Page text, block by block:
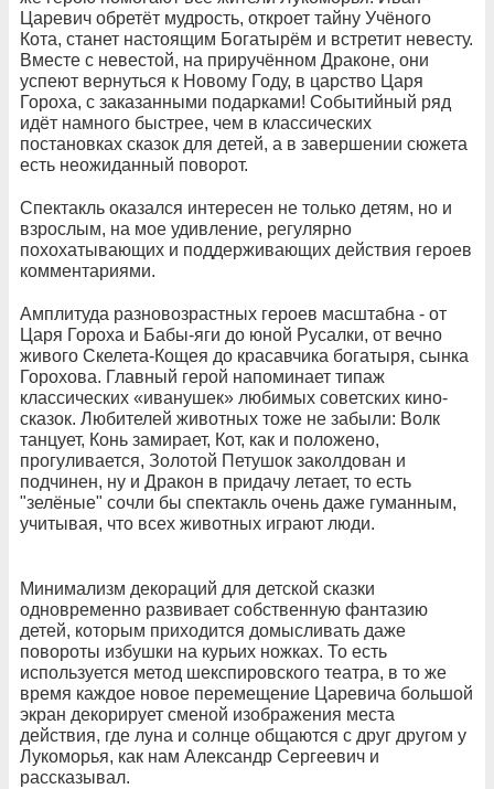
Царевич обретёт мудрость, откроет тайну Учёного
Кота, станет настоящим Богатырём и встретит невесту.
Вместе с невестой, на приручённом Драконе, они
успеют вернуться к Новому Году, в царство Царя
Гороха, с заказанными подарками! Событийный ряд
идёт намного быстрее, чем в классических
постановках сказок для детей, а в завершении сюжета
есть неожиданный поворот.
Спектакль оказался интересен не только детям, но и
взрослым, на мое удивление, регулярно
похохатывающих и поддерживающих действия героев
комментариями.
Амплитуда разновозрастных героев масштабна - от
Царя Гороха и Бабы-яги до юной Русалки, от вечно
живого Скелета-Кощея до красавчика богатыря, сынка
Горохова. Главный герой напоминает типаж
классических «иванушек» любимых советских кино-
сказок. Любителей животных тоже не забыли: Волк
танцует, Конь замирает, Кот, как и положено,
прогуливается, Золотой Петушок заколдован и
подчинен, ну и Дракон в придачу летает, то есть
"зелёные" сочли бы спектакль очень даже гуманным,
учитывая, что всех животных играют люди.
Минимализм декораций для детской сказки
одновременно развивает собственную фантазию
детей, которым приходится домысливать даже
повороты избушки на курьих ножках. То есть
используется метод шекспировского театра, в то же
время каждое новое перемещение Царевича большой
экран декорирует сменой изображения места
действия, где луна и солнце общаются с друг другом у
Лукоморья, как нам Александр Сергеевич и
рассказывал.